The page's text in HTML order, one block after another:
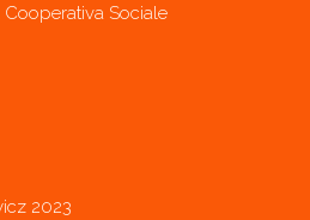
Sociale
2023